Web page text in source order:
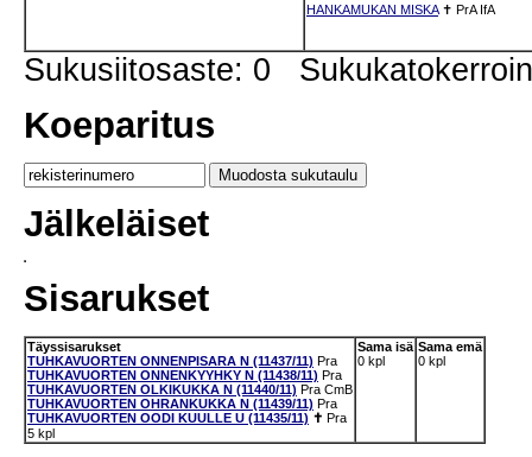
HANKAMUKAN MISKA✝ PrA IfA
Sukusiitosaste: 0
Koeparitus
Jälkeläiset
Sisarukset
Täyssisarukset
TUHKAVUORTEN ONNENPISARA N (11437/11) Pra
TUHKAVUORTEN ONNENKYYHKY N (11438/11) Pra
TUHKAVUORTEN OLKIKUKKA N (11440/11) Pra CmB
TUHKAVUORTEN OHRANKUKKA N (11439/11) Pra
TUHKAVUORTEN OODI KUULLE U (11435/11) ✝ Pra
5 kpl
Sama isä
0 kpl
Sama emä
0 kpl